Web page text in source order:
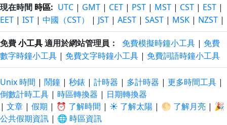
現在時間 時區: UTC | GMT | CET | PST | MST | CST | EST |
EET | IST | 中國（CST） | JST | AEST | SAST | MSK | NZST |
免費小工具適用於網站管理員： 免費模擬時鐘小工具 | 免費
數字時鐘小工具 | 免費文字時鐘小工具 | 免費詞語時鐘小工具
Unix 時間 | 鬧鐘 | 秒錶 | 計時器 | 多計時器 | 更多時間工具 |
倒數計時工具 | 時區轉換器 | 日期轉換器
| 文章 | 假期 | ⏰ 了解時間 | ☀️ 了解太陽 | 🌕 了解月亮 | 🎉
公共假期資訊 | 🌐 時區資訊